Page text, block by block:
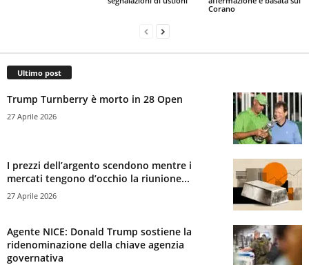
Corano
Ultimo post
Trump Turnberry è morto in 28 Open
27 Aprile 2026
I prezzi dell’argento scendono mentre i
mercati tengono d’occhio la riunione...
27 Aprile 2026
Agente NICE: Donald Trump sostiene la
ridenominazione della chiave agenzia
governativa